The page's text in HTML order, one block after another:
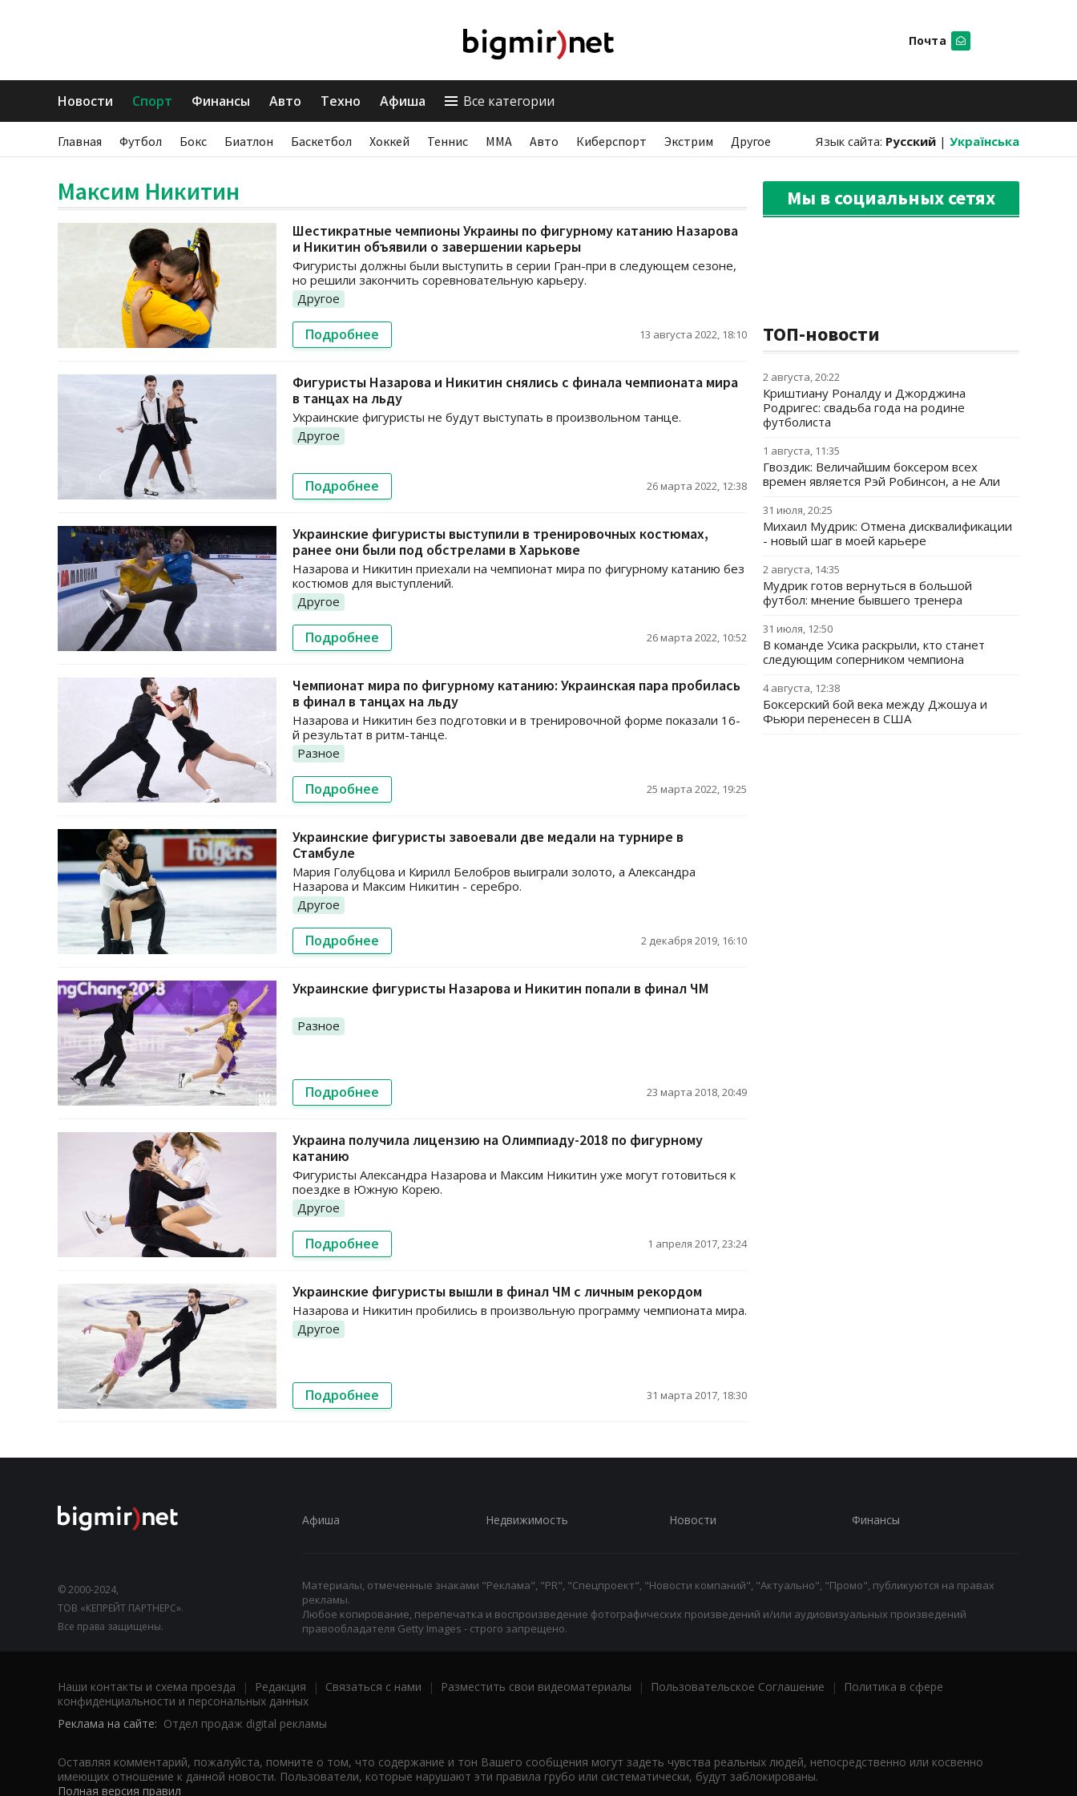
Почта
Новости Спорт Финансы Авто Техно Афиша Все категории
Главная Футбол Бокс Биатлон Баскетбол Хоккей Теннис ММА Авто Киберспорт Экстрим Другое Язык сайта: Русский | Українська
Максим Никитин
Шестикратные чемпионы Украины по фигурному катанию Назарова
и Никитин объявили о завершении карьеры
Фигуристы должны были выступить в серии Гран-при в следующем сезоне,
но решили закончить соревновательную карьеру.
Другое
Подробнее 13 августа 2022, 18:10
Фигуристы Назарова и Никитин снялись с финала чемпионата мира
в танцах на льду
Украинские фигуристы не будут выступать в произвольном танце.
Другое
Подробнее 26 марта 2022, 12:38
Украинские фигуристы выступили в тренировочных костюмах,
ранее они были под обстрелами в Харькове
Назарова и Никитин приехали на чемпионат мира по фигурному катанию без
костюмов для выступлений.
Другое
Подробнее 26 марта 2022, 10:52
Чемпионат мира по фигурному катанию: Украинская пара пробилась
в финал в танцах на льду
Назарова и Никитин без подготовки и в тренировочной форме показали 16-
й результат в ритм-танце.
Разное
Подробнее 25 марта 2022, 19:25
Украинские фигуристы завоевали две медали на турнире в
Стамбуле
Мария Голубцова и Кирилл Белобров выиграли золото, а Александра
Назарова и Максим Никитин - серебро.
Другое
Подробнее 2 декабря 2019, 16:10
Украинские фигуристы Назарова и Никитин попали в финал ЧМ
Разное
Подробнее 23 марта 2018, 20:49
Украина получила лицензию на Олимпиаду-2018 по фигурному
катанию
Фигуристы Александра Назарова и Максим Никитин уже могут готовиться к
поездке в Южную Корею.
Другое
Подробнее 1 апреля 2017, 23:24
Украинские фигуристы вышли в финал ЧМ с личным рекордом
Назарова и Никитин пробились в произвольную программу чемпионата мира.
Другое
Подробнее 31 марта 2017, 18:30
Мы в социальных сетях
ТОП-новости
2 августа, 20:22
Криштиану Роналду и Джорджина
Родригес: свадьба года на родине
футболиста
1 августа, 11:35
Гвоздик: Величайшим боксером всех
времен является Рэй Робинсон, а не Али
31 июля, 20:25
Михаил Мудрик: Отмена дисквалификации
- новый шаг в моей карьере
2 августа, 14:35
Мудрик готов вернуться в большой
футбол: мнение бывшего тренера
31 июля, 12:50
В команде Усика раскрыли, кто станет
следующим соперником чемпиона
4 августа, 12:38
Боксерский бой века между Джошуа и
Фьюри перенесен в США
© 2000-2024,
ТОВ «КЕПРЕЙТ ПАРТНЕРС».
Все права защищены.
Афиша Недвижимость Новости Финансы
Материалы, отмеченные знаками "Реклама", "PR", "Спецпроект", "Новости компаний", "Актуально", "Промо", публикуются на правах
рекламы.
Любое копирование, перепечатка и воспроизведение фотографических произведений и/или аудиовизуальных произведений
правообладателя Getty Images - строго запрещено.
Наши контакты и схема проезда | Редакция | Связаться с нами | Разместить свои видеоматериалы | Пользовательское Соглашение |
Политика в сфере
конфиденциальности и персональных данных
Реклама на сайте: Отдел продаж digital рекламы
Оставляя комментарий, пожалуйста, помните о том, что содержание и тон Вашего сообщения могут задеть чувства реальных людей, непосредственно или косвенно
имеющих отношение к данной новости. Пользователи, которые нарушают эти правила грубо или систематически, будут заблокированы.
Полная версия правил